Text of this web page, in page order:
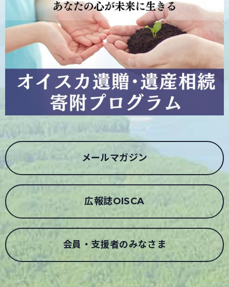
メールマガジン
広報誌OISCA
会員・支援者のみなさま